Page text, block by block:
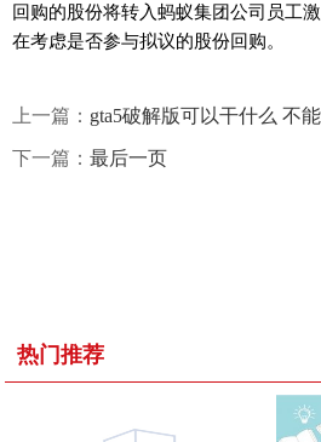
回购的股份将转入蚂蚁集团公司员工
在考虑是否参与拟议的股份回购。
上一篇： gta5破解版可以干什么 不能干什
下一篇： 最后一页
热门推荐